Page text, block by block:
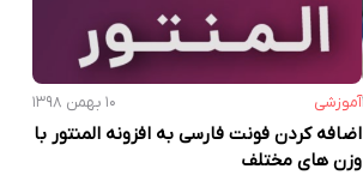
آموزشی ۱۰ بهمن ۱۳۹۸
اضافه کردن فونت فارسی به افزونه المنتور با
وزن های مختلف